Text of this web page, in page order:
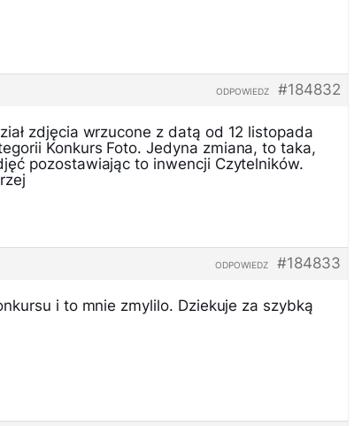
#184832
ODPOWIEDZ
zdjęcia wrzucone z datą od 12 listopada
Konkurs Foto. Jedyna zmiana, to taka,
pozostawiając to inwencji Czytelników.
#184833
ODPOWIEDZ
i to mnie zmylilo. Dziekuje za szybką